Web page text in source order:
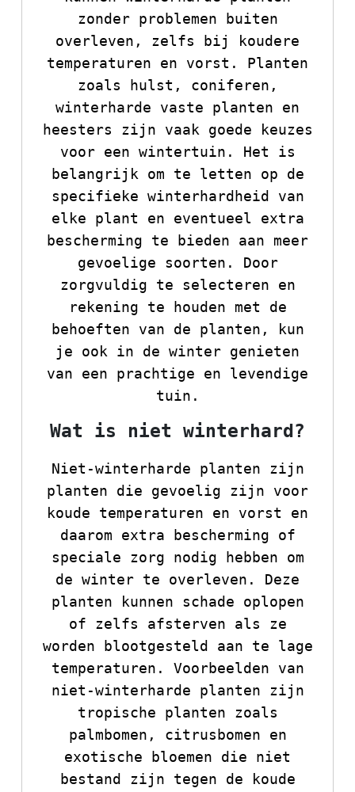
zonder problemen buiten
overleven, zelfs bij koudere
temperaturen en vorst. Planten
zoals hulst, coniferen,
winterharde vaste planten en
heesters zijn vaak goede keuzes
voor een wintertuin. Het is
belangrijk om te letten op de
specifieke winterhardheid van
elke plant en eventueel extra
bescherming te bieden aan meer
gevoelige soorten. Door
zorgvuldig te selecteren en
rekening te houden met de
behoeften van de planten, kun
je ook in de winter genieten
van een prachtige en levendige
tuin.
Wat is niet winterhard?
Niet-winterharde planten zijn
planten die gevoelig zijn voor
koude temperaturen en vorst en
daarom extra bescherming of
speciale zorg nodig hebben om
de winter te overleven. Deze
planten kunnen schade oplopen
of zelfs afsterven als ze
worden blootgesteld aan te lage
temperaturen. Voorbeelden van
niet-winterharde planten zijn
tropische planten zoals
palmbomen, citrusbomen en
exotische bloemen die niet
bestand zijn tegen de koude